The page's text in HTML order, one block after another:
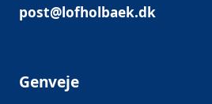
post@lofholbaek.dk
Genveje